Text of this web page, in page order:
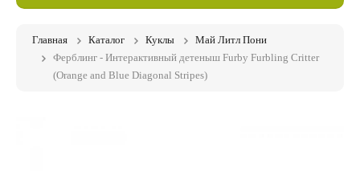
Главная Каталог Куклы
Май Литл Пони
Ферблинг - Интерактивный детеныш Furby Furbling Critter
(Orange and Blue Diagonal Stripes)